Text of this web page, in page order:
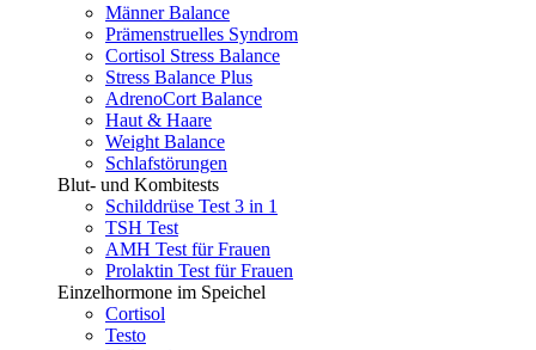
Männer Balance
Prämenstruelles Syndrom
Cortisol Stress Balance
Stress Balance Plus
AdrenoCort Balance
Haut & Haare
Weight Balance
Schlafstörungen
Blut- und Kombitests
Schilddrüse Test 3 in 1
TSH Test
AMH Test für Frauen
Prolaktin Test für Frauen
Einzelhormone im Speichel
Cortisol
Testo